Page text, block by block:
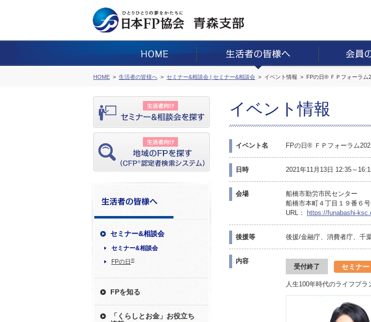
HOME 生活者の皆様へ セミナー&相談会 | セミナー&相談会 イベント情報 FPの日® ＦＰフォーラ
セミナー&相談会
セミナー&相談会
FPの日 ®
FPを知る
「くらしとお金」お役立ち
イベント情報
イベント名 FPの日® ＦＰフォーラム
日時 2021年11月13日 12:35～
会場
船橋市勤労市民センター
船橋市本町４丁目１９番６号
URL：
https://funabashi-
後援等 後援/金融庁、消費者庁、千
内容
受付終了 セミナー
人生100年時代のライフプ